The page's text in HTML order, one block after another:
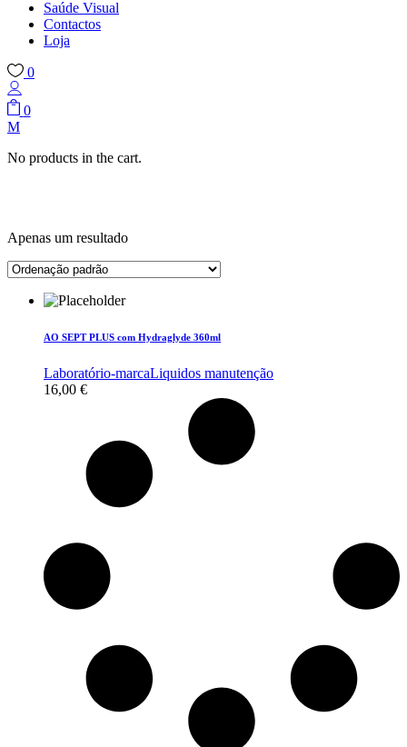
Saúde Visual
Contactos
Loja
0
0
No products in the cart.
Apenas um resultado
AO SEPT PLUS com Hydraglyde 360ml
Laboratório-marcaLiquidos manutenção
16,00 €